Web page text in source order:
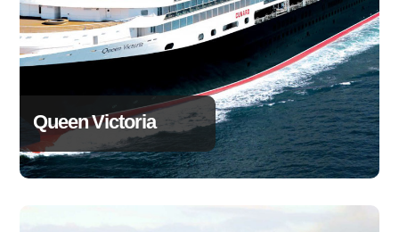
Queen Victoria